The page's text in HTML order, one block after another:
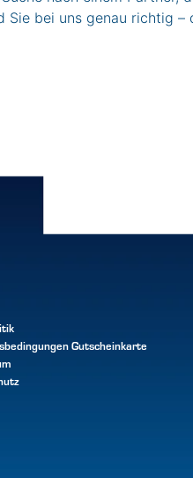
bei uns genau richtig
Gutscheinkarte